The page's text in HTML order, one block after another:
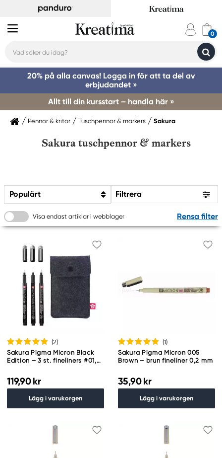
20% på alla canvas! Logga in för att ta del av
erbjudandet »
Allt till din kursstart – handla här »
Pennor & kritor Tuschpennor & markers Sakura
Sakura tuschpennor & markers
Populärt Filtrera
Visa endast artiklar i webblager Rensa filter
(2)
Sakura Pigma Micron Black
Edition – 3 st. fineliners #01,
119,90 kr
Lägg i varukorgen
(1)
Sakura Pigma Micron 005
Brown – brun fineliner 0,2 mm
35,90 kr
Lägg i varukorgen